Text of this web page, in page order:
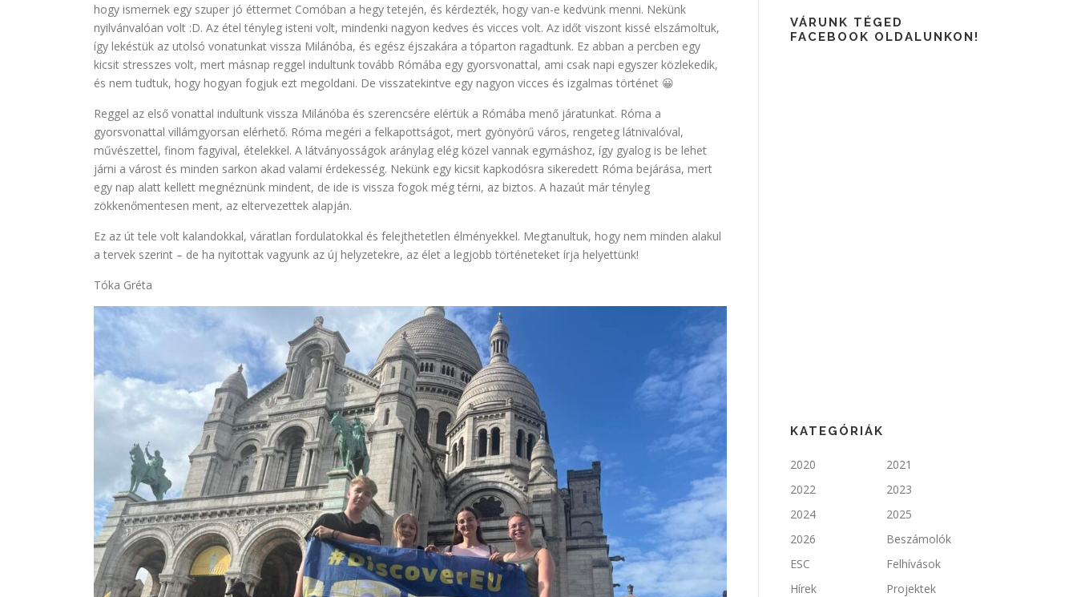
hogy ismernek egy szuper jó éttermet Comóban a hegy tetején, és kérdezték, hogy van-e kedvünk menni. Nekünk
nyilvánvalóan volt :D. Az étel tényleg isteni volt, mindenki nagyon kedves és vicces volt. Az időt viszont kissé elszámoltuk,
így lekéstük az utolsó vonatunkat vissza Milánóba, és egész éjszakára a tóparton ragadtunk. Ez abban a percben egy
kicsit stresszes volt, mert másnap reggel indultunk tovább Rómába egy gyorsvonattal, ami csak napi egyszer közlekedik,
és nem tudtuk, hogy hogyan fogjuk ezt megoldani. De visszatekintve egy nagyon vicces és izgalmas történet 😀
Reggel az első vonattal indultunk vissza Milánóba és szerencsére elértük a Rómába menő járatunkat. Róma a
gyorsvonattal villámgyorsan elérhető. Róma megéri a felkapottságot, mert gyönyörű város, rengeteg látnivalóval,
művészettel, finom fagyival, ételekkel. A látványosságok aránylag elég közel vannak egymáshoz, így gyalog is be lehet
járni a várost és minden sarkon akad valami érdekesség. Nekünk egy kicsit kapkodósra sikeredett Róma bejárása, mert
egy nap alatt kellett megnéznünk mindent, de ide is vissza fogok még térni, az biztos. A hazaút már tényleg
zökkenőmentesen ment, az eltervezettek alapján.
Ez az út tele volt kalandokkal, váratlan fordulatokkal és felejthetetlen élményekkel. Megtanultuk, hogy nem minden alakul
a tervek szerint – de ha nyitottak vagyunk az új helyzetekre, az élet a legjobb történeteket írja helyettünk!
Tóka Gréta
VÁRUNK TÉGED
FACEBOOK OLDALUNKON!
KATEGÓRIÁK
2020
2021
2022
2023
2024
2025
2026
Beszámolók
ESC
Felhívások
Hírek
Projektek